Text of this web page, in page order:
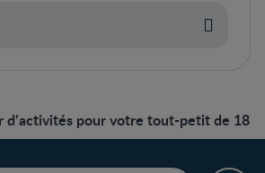
d’activités pour votre tout-petit de 18 à